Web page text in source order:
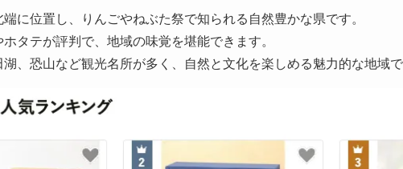
に位置し、りんごやねぶた祭で知られる自然豊かな県です。
タテが評判で、地域の味覚を堪能できます。
湖、恐山など観光名所が多く、自然と文化を楽しめる魅力的な地域